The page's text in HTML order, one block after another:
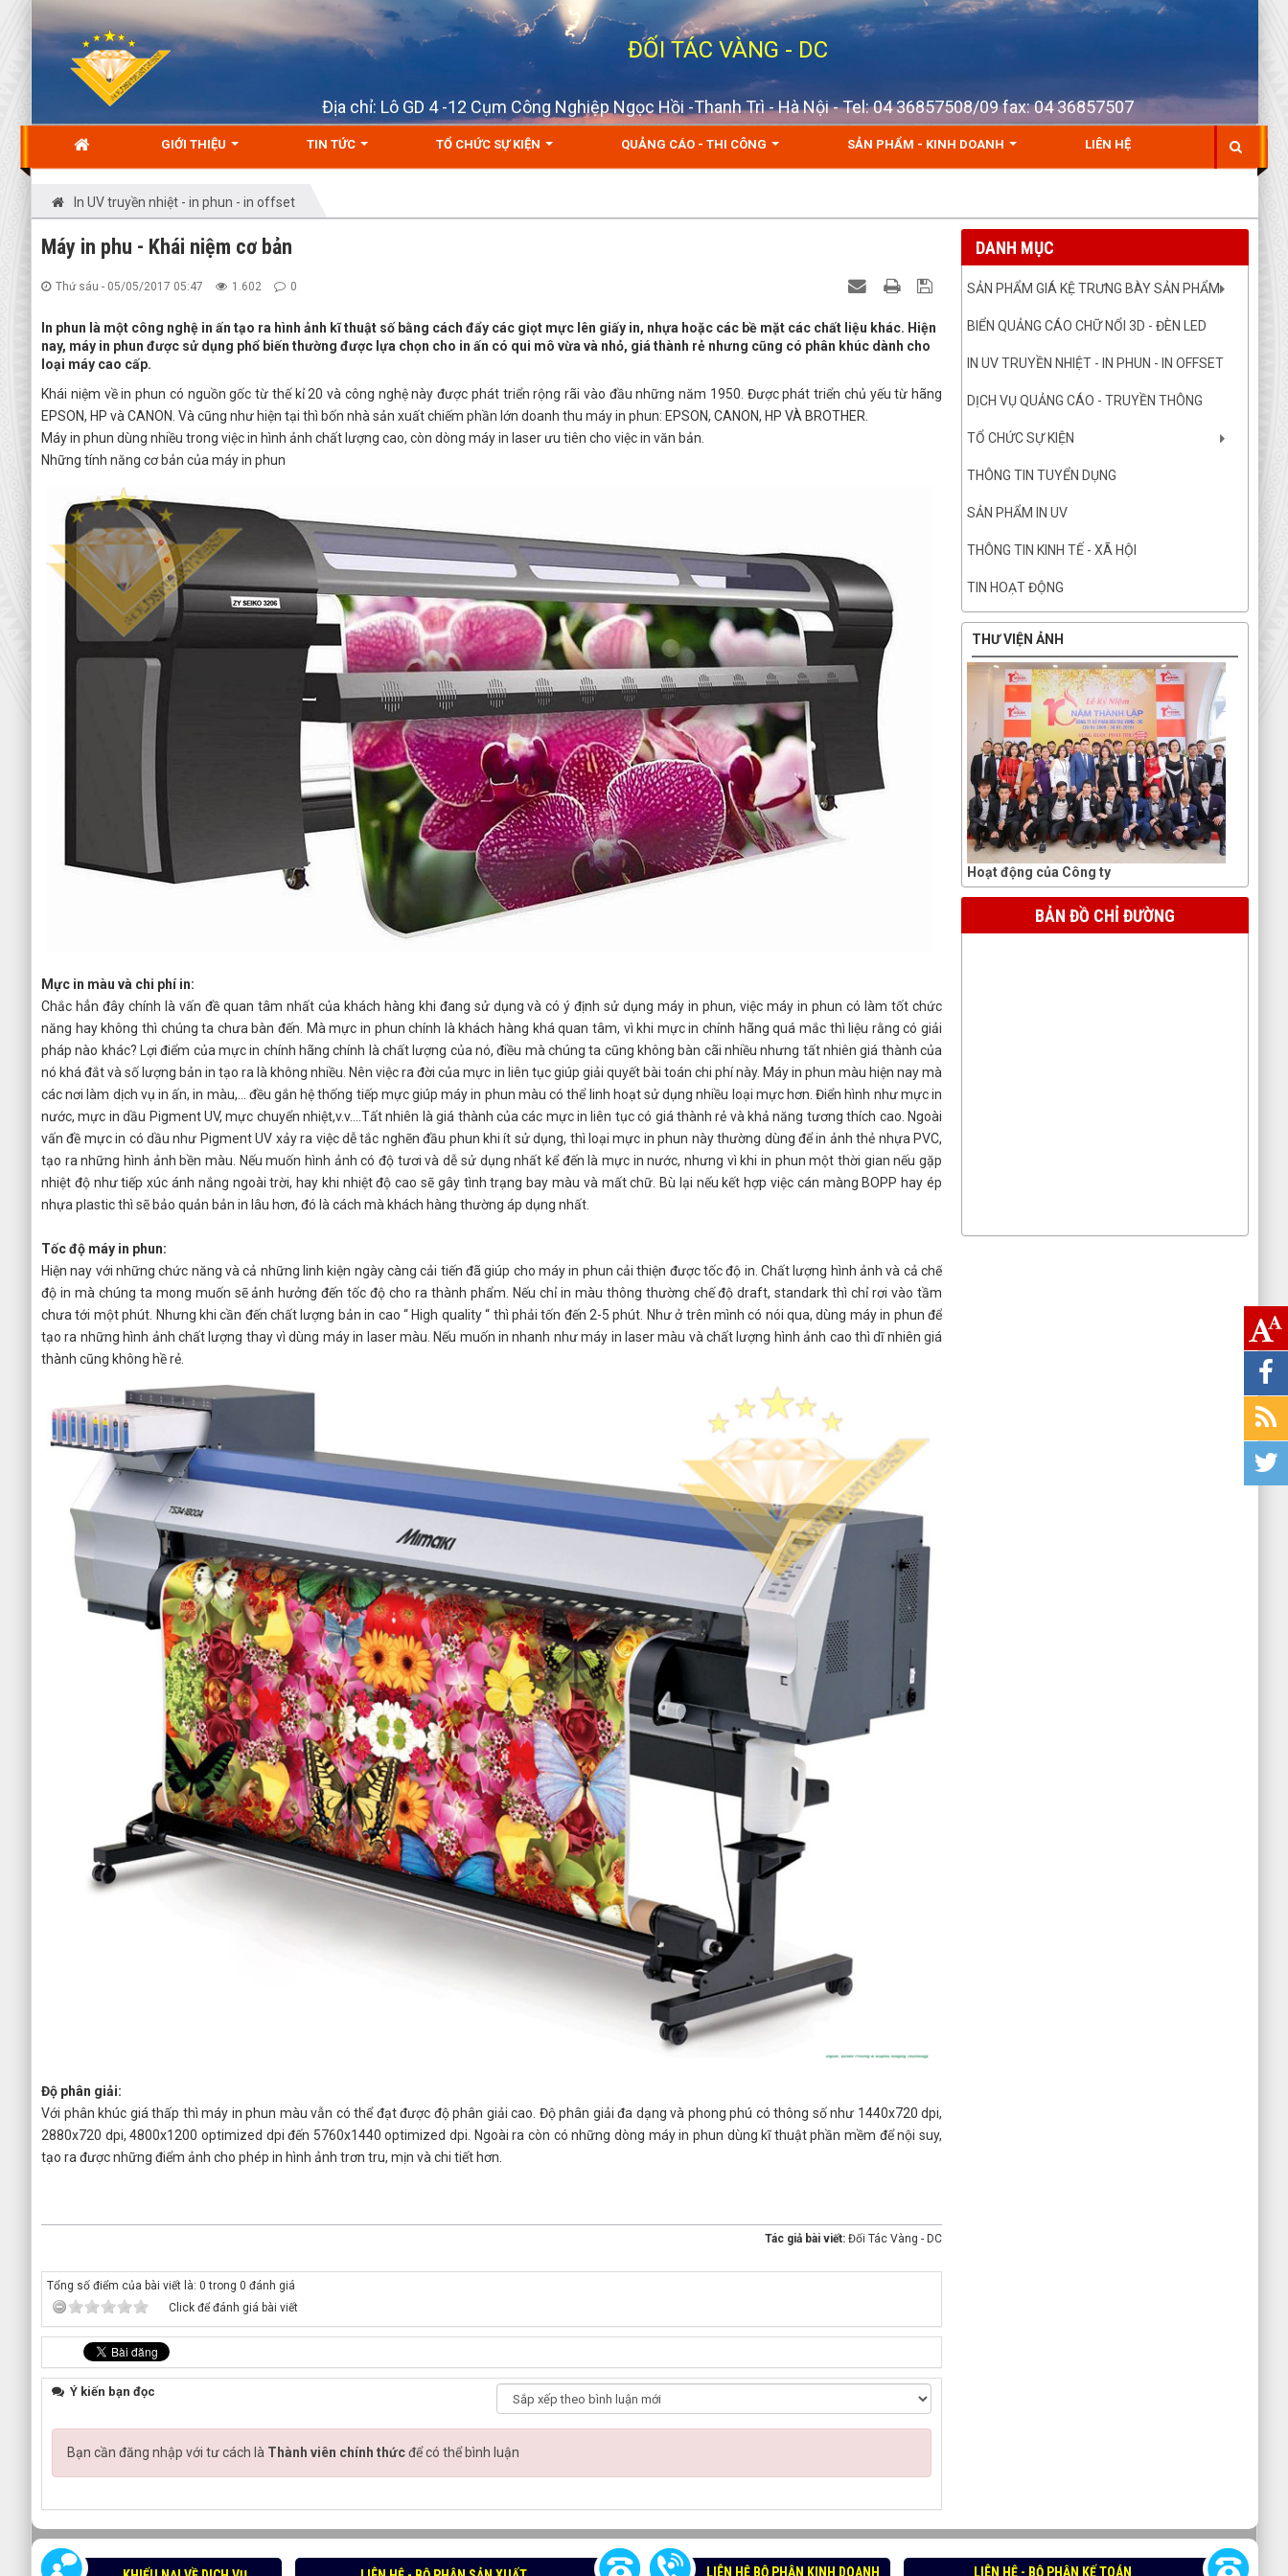
ĐỐI TÁC VÀNG - DC
Địa chỉ: Lô GD 4 -12 Cụm Công Nghiệp Ngọc Hồi -Thanh Trì - Hà Nội - Tel: 04 36857508/09 fax: 04 36857507
GIỚI THIỆU TIN TỨC TỔ CHỨC SỰ KIỆN QUẢNG CÁO - THI CÔNG SẢN PHẨM - KINH DOANH LIÊN HỆ
In UV truyền nhiệt - in phun - in offset
Máy in phu - Khái niệm cơ bản
Thứ sáu - 05/05/2017 05:47 1.602 0
In phun là một công nghệ in ấn tạo ra hình ảnh kĩ thuật số bằng cách đẩy các giọt mực lên giấy in, nhựa hoặc các bề mặt các chất liệu khác. Hiện
nay, máy in phun được sử dụng phổ biến thường được lựa chọn cho in ấn có qui mô vừa và nhỏ, giá thành rẻ nhưng cũng có phân khúc dành cho
loại máy cao cấp.
Khái niệm về in phun có nguồn gốc từ thế kỉ 20 và công nghệ này được phát triển rộng rãi vào đầu những năm 1950. Được phát triển chủ yếu từ hãng
EPSON, HP và CANON. Và cũng như hiện tại thì bốn nhà sản xuất chiếm phần lớn doanh thu máy in phun: EPSON, CANON, HP VÀ BROTHER.
Máy in phun dùng nhiều trong việc in hình ảnh chất lượng cao, còn dòng máy in laser ưu tiên cho việc in văn bản.
Những tính năng cơ bản của máy in phun
Mực in màu và chi phí in:
Chắc hẳn đây chính là vấn đề quan tâm nhất của khách hàng khi đang sử dụng và có ý định sử dụng máy in phun, việc máy in phun có làm tốt chức
năng hay không thì chúng ta chưa bàn đến. Mà mực in phun chính là khách hàng khá quan tâm, vì khi mực in chính hãng quá mắc thì liệu rằng có giải
pháp nào khác? Lợi điểm của mực in chính hãng chính là chất lượng của nó, điều mà chúng ta cũng không bàn cãi nhiều nhưng tất nhiên giá thành của
nó khá đắt và số lượng bản in tạo ra là không nhiều. Nên việc ra đời của mực in liên tục giúp giải quyết bài toán chi phí này. Máy in phun màu hiện nay mà
các nơi làm dịch vụ in ấn, in màu,… đều gắn hệ thống tiếp mực giúp máy in phun màu có thể linh hoạt sử dụng nhiều loại mực hơn. Điển hình như mực in
nước, mực in dầu Pigment UV, mực chuyển nhiệt,v.v….Tất nhiên là giá thành của các mực in liên tục có giá thành rẻ và khả năng tương thích cao. Ngoài
vấn đề mực in có dầu như Pigment UV xảy ra việc dễ tắc nghẽn đầu phun khi ít sử dụng, thì loại mực in phun này thường dùng để in ảnh thẻ nhựa PVC,
tạo ra những hình ảnh bền màu. Nếu muốn hình ảnh có độ tươi và dễ sử dụng nhất kể đến là mực in nước, nhưng vì khi in phun một thời gian nếu gặp
nhiệt độ như tiếp xúc ánh nắng ngoài trời, hay khi nhiệt độ cao sẽ gây tình trạng bay màu và mất chữ. Bù lại nếu kết hợp việc cán màng BOPP hay ép
nhựa plastic thì sẽ bảo quản bản in lâu hơn, đó là cách mà khách hàng thường áp dụng nhất.
Tốc độ máy in phun:
Hiện nay với những chức năng và cả những linh kiện ngày càng cải tiến đã giúp cho máy in phun cải thiện được tốc độ in. Chất lượng hình ảnh và cả chế
độ in mà chúng ta mong muốn sẽ ảnh hưởng đến tốc độ cho ra thành phẩm. Nếu chỉ in màu thông thường chế độ draft, standark thì chỉ rơi vào tầm
chưa tới một phút. Nhưng khi cần đến chất lượng bản in cao “ High quality “ thì phải tốn đến 2-5 phút. Như ở trên mình có nói qua, dùng máy in phun để
tạo ra những hình ảnh chất lượng thay vì dùng máy in laser màu. Nếu muốn in nhanh như máy in laser màu và chất lượng hình ảnh cao thì dĩ nhiên giá
thành cũng không hề rẻ.
Độ phân giải:
Với phân khúc giá thấp thì máy in phun màu vẫn có thể đạt được độ phân giải cao. Độ phân giải đa dạng và phong phú có thông số như 1440x720 dpi,
2880x720 dpi, 4800x1200 optimized dpi đến 5760x1440 optimized dpi. Ngoài ra còn có những dòng máy in phun dùng kĩ thuật phần mềm để nội suy,
tạo ra được những điểm ảnh cho phép in hình ảnh trơn tru, mịn và chi tiết hơn.
Tác giả bài viết: Đối Tác Vàng - DC
Tổng số điểm của bài viết là: 0 trong 0 đánh giá
Click để đánh giá bài viết
Ý kiến bạn đọc
Bạn cần đăng nhập với tư cách là Thành viên chính thứcđể có thể bình luận
DANH MỤC
SẢN PHẨM GIÁ KỆ TRƯNG BÀY SẢN PHẨM
BIỂN QUẢNG CÁO CHỮ NỔI 3D - ĐÈN LED
IN UV TRUYỀN NHIỆT - IN PHUN - IN OFFSET
DỊCH VỤ QUẢNG CÁO - TRUYỀN THÔNG
TỔ CHỨC SỰ KIỆN
THÔNG TIN TUYỂN DỤNG
SẢN PHẨM IN UV
THÔNG TIN KINH TẾ - XÃ HỘI
TIN HOẠT ĐỘNG
THƯ VIỆN ẢNH
Hoạt động của Công ty
BẢN ĐỒ CHỈ ĐƯỜNG
LIÊN HỆ BỘ PHẬN KINH DOANH LIÊN HỆ - BỘ PHẬN KẾ TOÁN